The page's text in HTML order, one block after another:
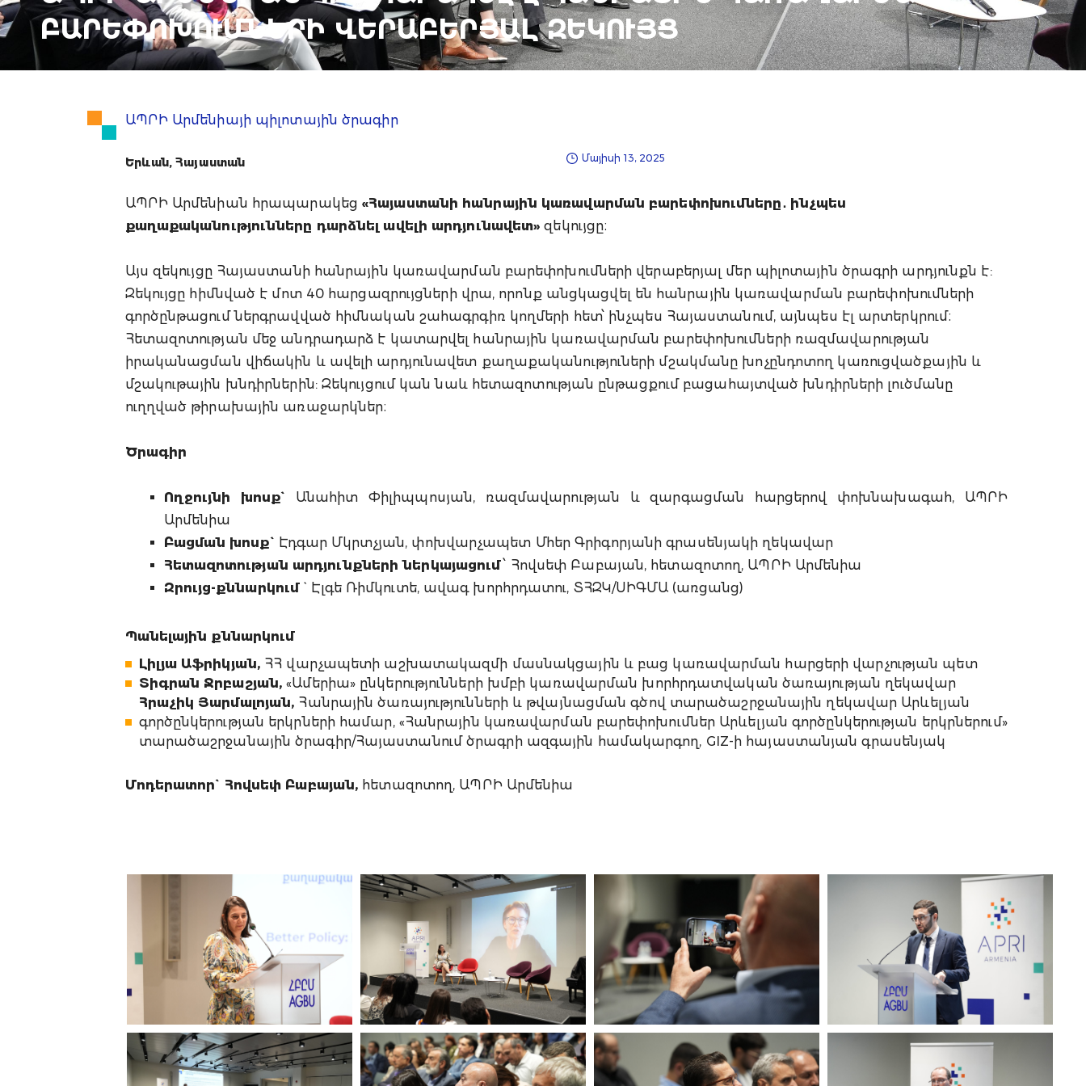
ԲԱՐԵՓՈԽՈՒՄՆԵՐԻ ՎԵՐԱԲԵՐՅԱԼ ԶԵԿՈՒՅՑ
ԱՊՐԻ Արմենիայի պիլոտային ծրագիր
Երևան, Հայաստան Մայիսի 13, 2025
ԱՊՐԻ Արմենիան հրապարակեց «Հայաստանի հանրային կառավարման բարեփոխումները․ ինչպես
քաղաքականությունները դարձնել ավելի արդյունավետ»զեկույցը։
Այս զեկույցը Հայաստանի հանրային ​​կառավարման բարեփոխումների վերաբերյալ մեր պիլոտային ծրագրի արդյունքն է:
Զեկույցը հիմնված է մոտ 40 հարցազրույցների վրա, որոնք անցկացվել են հանրային ​​կառավարման բարեփոխումների
գործընթացում ներգրավված հիմնական շահագրգիռ կողմերի հետ՝ ինչպես Հայաստանում, այնպես էլ արտերկրում։
Հետազոտության մեջ անդրադարձ է կատարվել հանրային կառավարման բարեփոխումների ռազմավարության
իրականացման վիճակին և ավելի արդյունավետ քաղաքականություների մշակմանը խոչընդոտող կառուցվածքային և
մշակութային խնդիրներին: Զեկույցում կան նաև հետազոտության ընթացքում բացահայտված խնդիրների լուծմանը
ուղղված թիրախային առաջարկներ։
Ծրագիր
Ողջույնի խոսք` Անահիտ Փիլիպպոսյան, ռազմավարության և զարգացման հարցերով փոխնախագահ, ԱՊՐԻ
Արմենիա
Բացման խոսք` Էդգար Մկրտչյան, փոխվարչապետ Մհեր Գրիգորյանի գրասենյակի ղեկավար
Հետազոտության արդյունքների ներկայացում՝ Հովսեփ Բաբայան, հետազոտող, ԱՊՐԻ Արմենիա
Զրույց-քննարկում ` Էլգե Ռիմկուտե, ավագ խորհրդատու, ՏՀԶԿ/ՍԻԳՄԱ (առցանց)
Պանելային քննարկում
Լիլյա Աֆրիկյան, ՀՀ վարչապետի աշխատակազմի մասնակցային և բաց կառավարման հարցերի վարչության պետ
Տիգրան Ջրբաշյան,«Ամերիա» ընկերությունների խմբի կառավարման խորհրդատվական ծառայության ղեկավար
Հրաչիկ Յարմալոյան, Հանրային ծառայությունների և թվայնացման գծով տարածաշրջանային ղեկավար Արևելյան
գործընկերության երկրների համար, «Հանրային կառավարման բարեփոխումներ Արևելյան գործընկերության երկրներում»
տարածաշրջանային ծրագիր/Հայաստանում ծրագրի ազգային համակարգող, GIZ-ի հայաստանյան գրասենյակ
Մոդերատոր` Հովսեփ Բաբայան, հետազոտող, ԱՊՐԻ Արմենիա